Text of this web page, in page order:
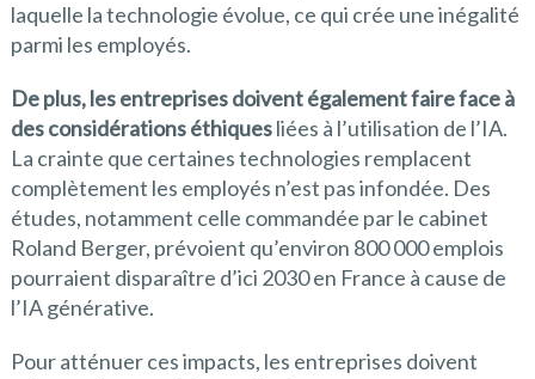
laquelle la technologie évolue, ce qui crée une inégalité
parmi les employés.
De plus, les entreprises doivent également faire face à
des considérations éthiquesliées à l’utilisation de l’IA.
La crainte que certaines technologies remplacent
complètement les employés n’est pas infondée. Des
études, notamment celle commandée par le cabinet
Roland Berger, prévoient qu’environ 800 000 emplois
pourraient disparaître d’ici 2030 en France à cause de
l’IA générative.
Pour atténuer ces impacts, les entreprises doivent